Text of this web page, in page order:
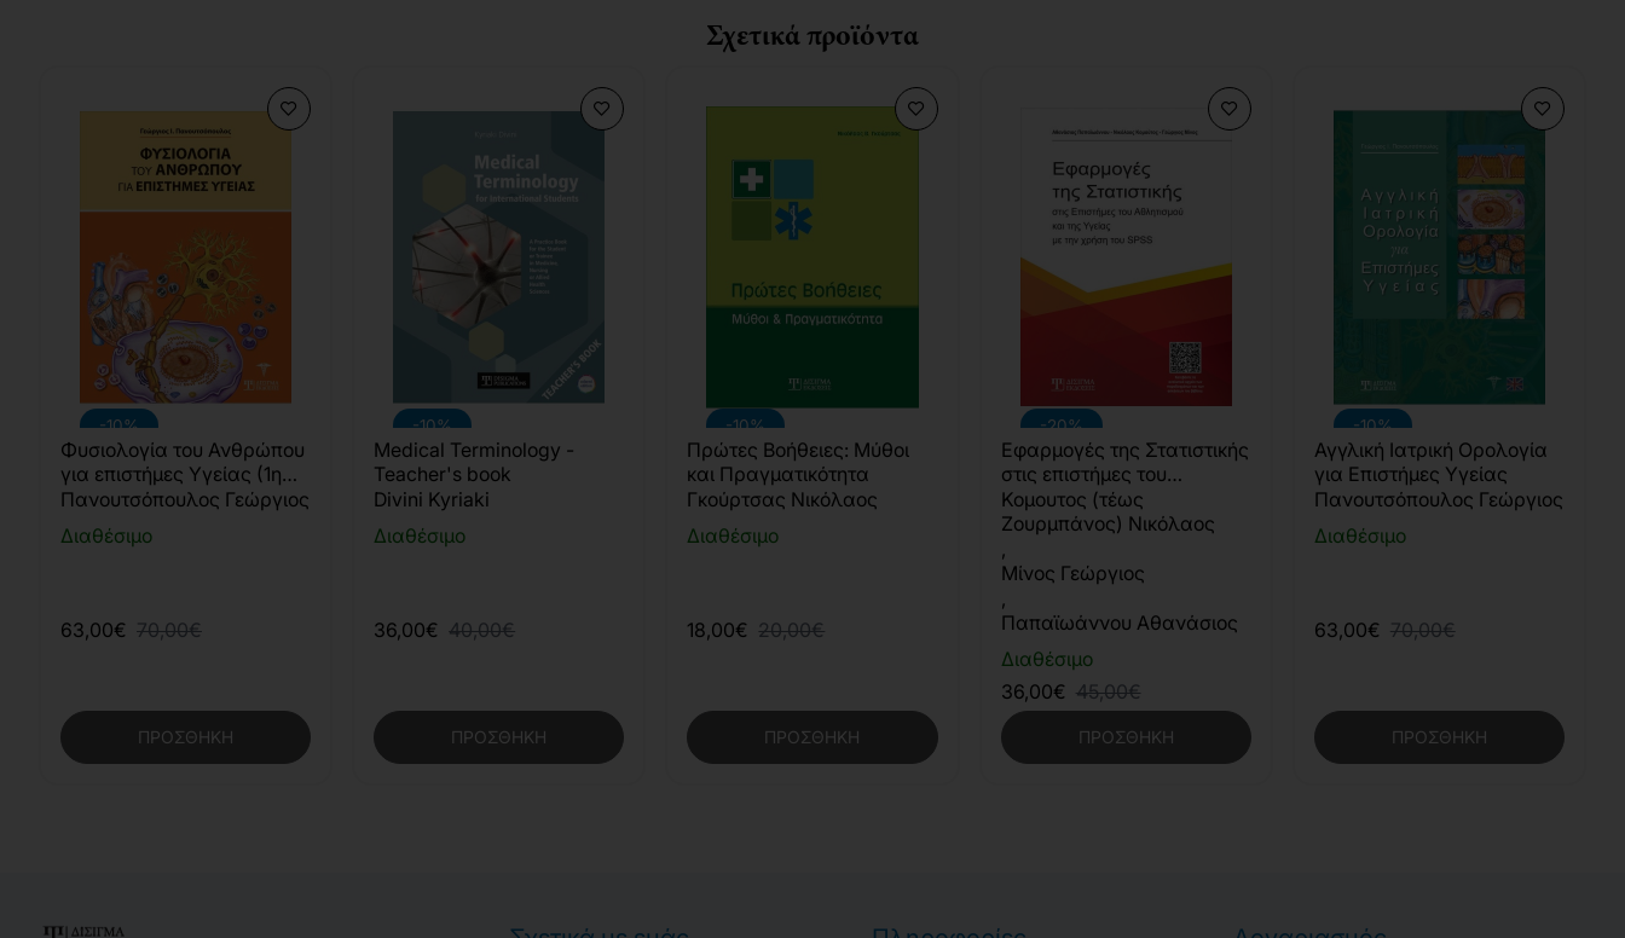
Σχετικά προϊόντα
-10%
Διαθέσιμο
Φυσιολογία του Ανθρώπου
για επιστήμες Υγείας (1η
Έκδοση)
Πανουτσόπουλος Γεώργιος
63,00€ 70,00€
ΠΡΟΣΘΉΚΗ
-10%
Διαθέσιμο
Medical Terminology -
Teacher's book
Divini Kyriaki
36,00€ 40,00€
ΠΡΟΣΘΉΚΗ
-10%
Διαθέσιμο
Πρώτες Βοήθειες: Μύθοι
και Πραγματικότητα
Γκούρτσας Νικόλαος
18,00€ 20,00€
ΠΡΟΣΘΉΚΗ
-20%
Διαθέσιμο
Εφαρμογές της Στατιστικής
στις επιστήμες του
Αθλητισμού & της Υγείας
Κομουτος (τέως
Ζουρμπάνος) Νικόλαος
,
Μίνος Γεώργιος
,
Παπαϊωάννου Αθανάσιος
36,00€ 45,00€
ΠΡΟΣΘΉΚΗ
-10%
Διαθέσιμο
Αγγλική Ιατρική Ορολογία
για Επιστήμες Υγείας
Πανουτσόπουλος Γεώργιος
63,00€ 70,00€
ΠΡΟΣΘΉΚΗ